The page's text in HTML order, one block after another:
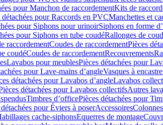
pour Manchon de raccordementKits de
détachées pour Raccords en PVCManchettes et
pour Siphons pour urinoirSiphons en forme
pour Siphons en tube coudéRallonges de
raccordementCoudes de raccordementPièces
coudéCoudes de raccordementRecouvrements
Lavabos pour meublesPièces détachées pour
pour Lave-mains d’angleVasques à
détachées pour Lavabos d’angleLavabos
détachées pour Lavabos collectifsAutres
Timbres dʼofficePièces détachées pour
pour Éviers à poserAccessoiresColonnes
cache-siphonsEquerres de montage